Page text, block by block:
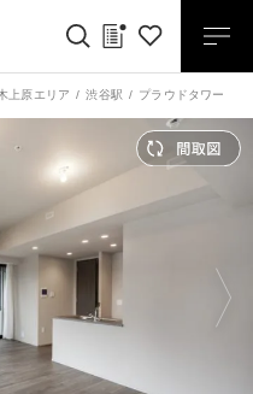
上原エリア 渋谷駅 プラウドタワー渋